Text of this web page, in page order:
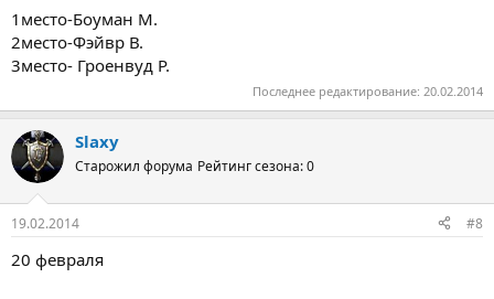
1место-Боуман М.
2место-Фэйвр В.
3место- Гроенвуд Р.
Последнее редактирование: 20.02.2014
Slaxy
Старожил форума Рейтинг сезона: 0
19.02.2014 #8
20 февраля